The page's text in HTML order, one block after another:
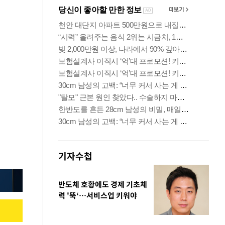
기자수첩
반도체 호황에도 경제 기초체
력 '뚝‘…서비스업 키워야